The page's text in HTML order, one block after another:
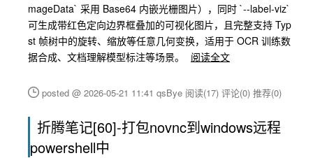
mageData` 采用 Base64 内嵌光栅图片），同时 `--label-viz`
可生成带红色定向边界框叠加的可视化图片，且完整支持 Typ
st 帧树中的旋转、缩放等任意几何变换，适用于 OCR 训练数
据合成、文档理解模型标注等场景。
阅读全文
posted @ 2026-05-21 11:41 qsBye 阅读(17) 评论(0) 推荐(0)
折腾笔记[60]-打包novnc到windows远程
powershell中